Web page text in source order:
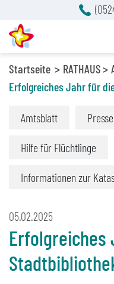
Startseite RATHAUS
Erfolgreiches Jahr für
Amtsblatt
Hilfe für Flüchtlinge
Informationen zur
05.02.2025
Erfolgreiches